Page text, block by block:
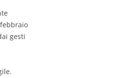
gesti